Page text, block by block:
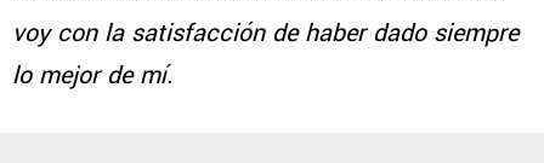
voy con la satisfacción de haber dado siempre
lo mejor de mí.